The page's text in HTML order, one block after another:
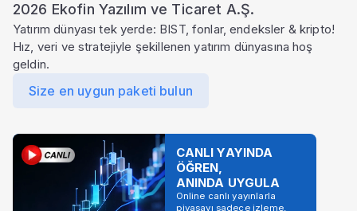
2026 Ekofin Yazılım ve Ticaret A.Ş.
Yatırım dünyası tek yerde: BIST, fonlar, endeksler & kripto!
Hız, veri ve stratejiyle şekillenen yatırım dünyasına hoş
geldin.
Size en uygun paketi bulun
CANLI YAYINDA
ÖĞREN,
ANINDA UYGULA
Online canlı yayınlarla
piyasayı sadece izleme,